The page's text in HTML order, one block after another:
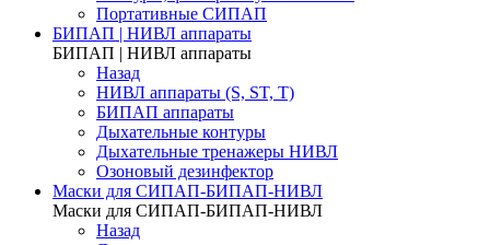
Портативные СИПАП
БИПАП | НИВЛ аппараты
БИПАП | НИВЛ аппараты
Назад
НИВЛ аппараты (S, ST, T)
БИПАП аппараты
Дыхательные контуры
Дыхательные тренажеры НИВЛ
Озоновый дезинфектор
Маски для СИПАП-БИПАП-НИВЛ
Маски для СИПАП-БИПАП-НИВЛ
Назад